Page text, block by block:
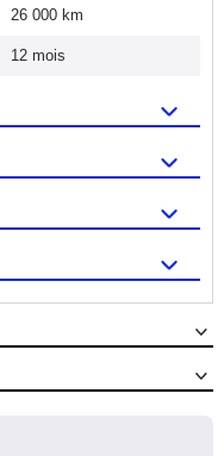
26 000 km
12 mois